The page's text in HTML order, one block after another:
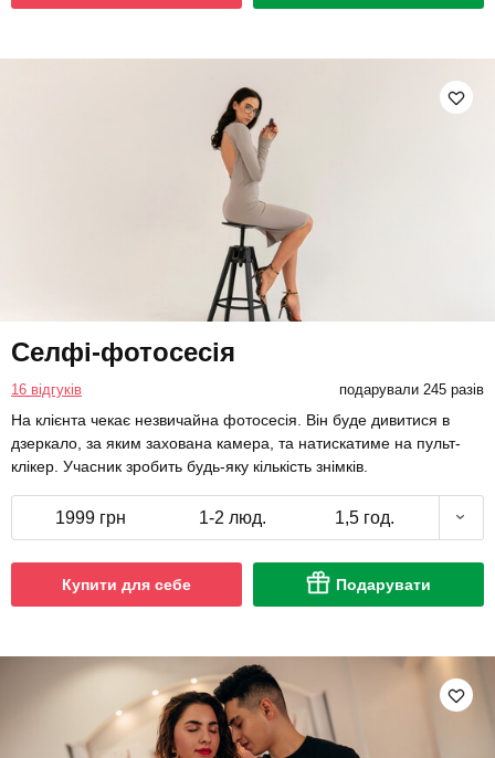
Селфі-фотосесія
16 відгуків подарували 245 разів
На клієнта чекає незвичайна фотосесія. Він буде дивитися в
дзеркало, за яким захована камера, та натискатиме на пульт-
клікер. Учасник зробить будь-яку кількість знімків.
1999 грн 1-2 люд. 1,5 год.
Купити для себе Подарувати